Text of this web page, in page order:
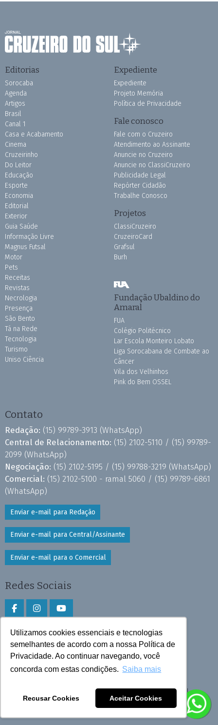
Utilizamos cookies essenciais e tecnologias
semelhantes de acordo com a nossa Política de
Privacidade. Ao continuar navegando, você
concorda com estas condições. Saiba mais
Recusar Cookies Aceitar Cookies
Editorias
Sorocaba
Agenda
Artigos
Brasil
Canal 1
Casa e Acabamento
Cinema
Cruzeirinho
Do Leitor
Educação
Esporte
Economia
Editorial
Exterior
Guia Saúde
Informação Livre
Magnus Futsal
Motor
Pets
Receitas
Revistas
Necrologia
Presença
São Bento
Tá na Rede
Tecnologia
Turismo
Uniso Ciência
Expediente
Expediente
Projeto Memória
Política de Privacidade
Fale conosco
Fale com o Cruzeiro
Atendimento ao Assinante
Anuncie no Cruzeiro
Anuncie no ClassiCruzeiro
Publicidade Legal
Repórter Cidadão
Trabalhe Conosco
Projetos
ClassiCruzeiro
CruzeiroCard
Grafsul
Burh
Fundação Ubaldino do
Amaral
FUA
Colégio Politécnico
Lar Escola Monteiro Lobato
Liga Sorocabana de Combate ao
Câncer
Vila dos Velhinhos
Pink do Bem OSSEL
Contato
Redação: (15) 99789-3913 (WhatsApp)
Central de Relacionamento: (15) 2102-5110 / (15) 99789-
2099 (WhatsApp)
Negociação: (15) 2102-5195 / (15) 99788-3219 (WhatsApp)
Comercial: (15) 2102-5100 - ramal 5060 / (15) 99789-6861
(WhatsApp)
Enviar e-mail para Redação
Enviar e-mail para Central/Assinante
Enviar e-mail para o Comercial
Redes Sociais
Faça download do aplicativo
Play Store e App Store
Todos os direitos reservados © 2026 Cruzeiro do Sul